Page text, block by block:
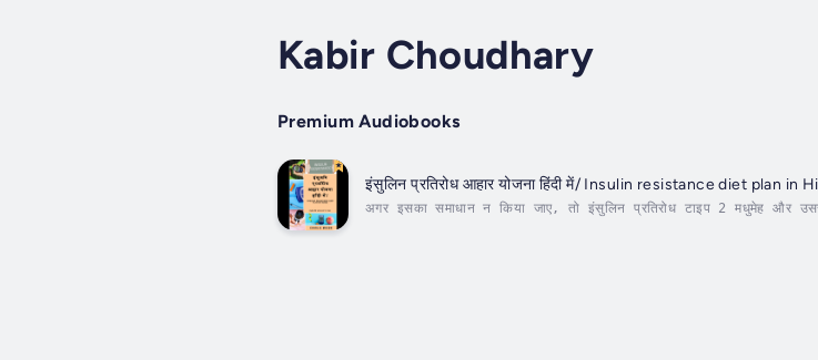
Kabir Choudhary
Premium Audiobooks
इंसुलिन प्रतिरोध आहार योजना हिंदी में/ Insulin resistance diet plan in
अगर इसका समाधान न किया जाए, तो इंसुलिन प्रतिरोध टाइप 2 मधुमेह और